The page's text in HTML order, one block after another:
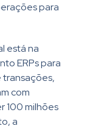
para
está na
ERPs para
transações,
com
100 milhões
a